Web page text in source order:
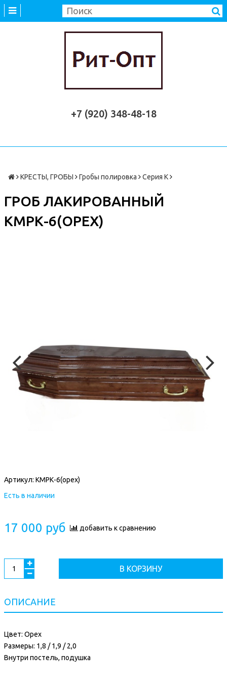
+7 (920) 348-48-18
КРЕСТЫ, ГРОБЫ Гробы полировка Серия К
ГРОБ ЛАКИРОВАННЫЙ
КМРК-6(ОРЕХ)
Артикул: КМРК-6(орех)
Есть в наличии
17 000 руб добавить к сравнению
В КОРЗИНУ
ОПИСАНИЕ
Цвет: Орех
Размеры: 1,8 / 1,9 / 2,0
Внутри постель, подушка